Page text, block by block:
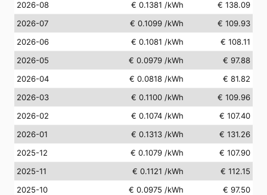
2026-08 € 0.1381 /kWh
€ 138.09
2026-07
€ 0.1099 /kWh
€ 109.93
2026-06
€ 0.1081 /kWh
€ 108.11
2026-05
€ 0.0979 /kWh
€ 97.88
2026-04
€ 0.0818 /kWh
€ 81.82
2026-03
€ 0.1100 /kWh
€ 109.96
2026-02
€ 0.1074 /kWh
€ 107.40
2026-01
€ 0.1313 /kWh
€ 131.26
2025-12
€ 0.1079 /kWh
€ 107.90
2025-11
€ 0.1121 /kWh
€ 112.15
2025-10
€ 0.0975 /kWh
€ 97.50